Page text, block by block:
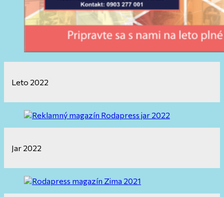
Leto 2022
Jar 2022